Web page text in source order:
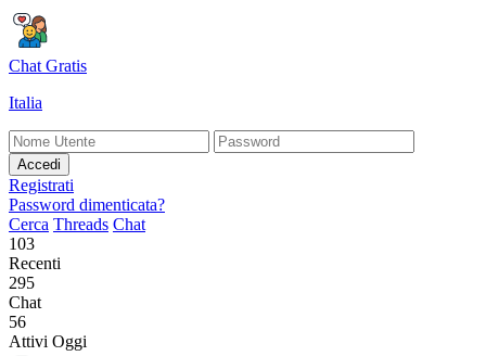
Chat Gratis
Italia
Accedi
Registrati
Password dimenticata?
Cerca Threads Chat
103
Recenti
295
Chat
56
Attivi Oggi